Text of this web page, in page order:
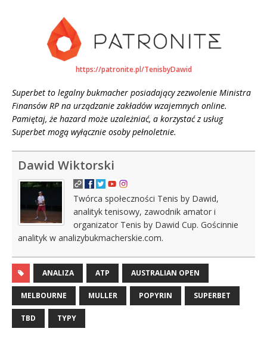
https://patronite.pl/TenisbyDawid
Superbet to legalny bukmacher posiadający zezwolenie Ministra
Finansów RP na urządzanie zakładów wzajemnych online.
Pamiętaj, że hazard może uzależniać, a korzystać z usług
Superbet mogą wyłącznie osoby pełnoletnie.
Dawid Wiktorski
Twórca społeczności Tenis by Dawid,
analityk tenisowy, zawodnik amator i
organizator Tenis by Dawid Cup. Gościnnie
analityk w analizybukmacherskie.com.
ANALIZA ATP AUSTRALIAN OPEN
MELBOURNE MULLER POPYRIN SUPERBET
TBD TYPY